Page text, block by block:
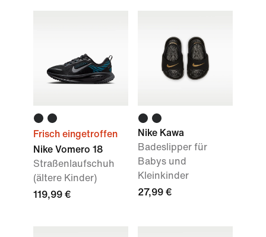
Frisch eingetroffen
Nike Vomero 18
Straßenlaufschuh
(ältere Kinder)
119,99 €
Nike Kawa
Badeslipper für
Babys und
Kleinkinder
27,99 €